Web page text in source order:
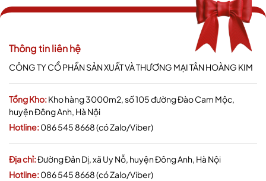
Thông tin liên hệ
CÔNG TY CỔ PHẦN SẢN XUẤT VÀ THƯƠNG MẠI TÂN HOÀNG KIM
Tổng Kho:Kho hàng 3000m2, số 105 đường Đào Cam Mộc,
huyện Đông Anh, Hà Nội
Hotline:086 545 8668 (có Zalo/Viber)
Địa chỉ:Đường Đản Dị, xã Uy Nỗ, huyện Đông Anh, Hà Nội
Hotline:086 545 8668 (có Zalo/Viber)